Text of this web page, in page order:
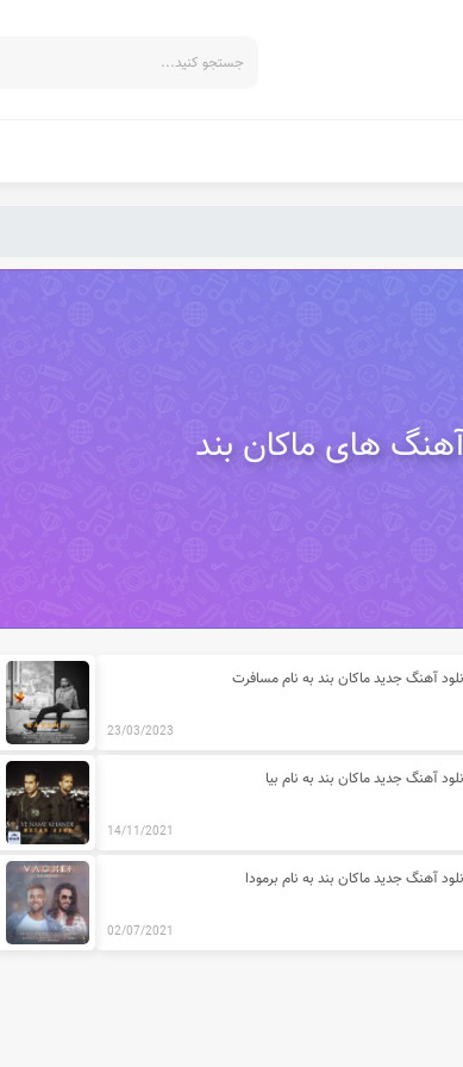
های ماکان بند
آهنگ جدید ماکان بند به نام مسافرت
23/03/2023
آهنگ جدید ماکان بند به نام بیا
14/11/2021
آهنگ جدید ماکان بند به نام برمودا
02/07/2021